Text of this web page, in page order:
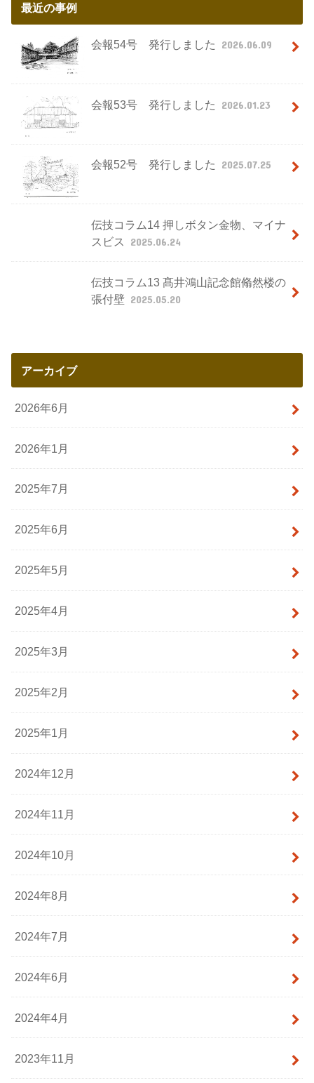
最近の事例
会報54号 発行しました 2026.06.09
会報53号 発行しました 2026.01.23
会報52号 発行しました 2025.07.25
伝技コラム14 押しボタン金物、マイナ
スビス
2025.06.24
伝技コラム13 髙井鴻山記念館翛然楼の
張付壁 2025.05.20
アーカイブ
2026年6月
2026年1月
2025年7月
2025年6月
2025年5月
2025年4月
2025年3月
2025年2月
2025年1月
2024年12月
2024年11月
2024年10月
2024年8月
2024年7月
2024年6月
2024年4月
2023年11月